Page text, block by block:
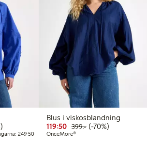
149,50 kr
pris: 499,00 kr
249:50Lägsta pris senaste 30 dagarna: 249,50 kr
Blus i viskosblandning
119:50 Rabatterat pris: 119,50
399:-Ordinarie pris:
70% rabatt
(-70%)
OnceMore®